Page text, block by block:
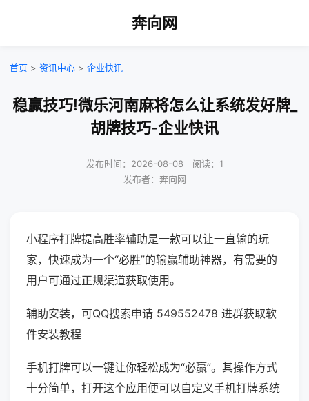
奔向网
首页 > 资讯中心 > 企业快讯
稳赢技巧!微乐河南麻将怎么让系统发好牌_
胡牌技巧-企业快讯
发布时间：2026-08-08｜阅读：1
发布者：奔向网
小程序打牌提高胜率辅助是一款可以让一直输的玩
家，快速成为一个“必胜”的输赢辅助神器，有需要的
用户可通过正规渠道获取使用。
辅助安装，可QQ搜索申请 549552478 进群获取软
件安装教程
手机打牌可以一键让你轻松成为“必赢”。其操作方式
十分简单，打开这个应用便可以自定义手机打牌系统